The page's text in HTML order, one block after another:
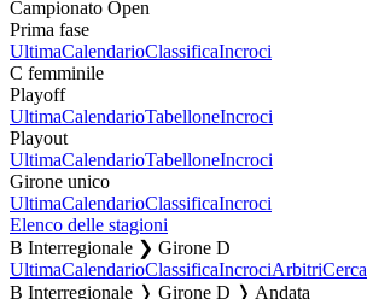
Campionato Open
Prima fase
UltimaCalendarioClassificaIncroci
C femminile
Playoff
UltimaCalendarioTabelloneIncroci
Playout
UltimaCalendarioTabelloneIncroci
Girone unico
UltimaCalendarioClassificaIncroci
Elenco delle stagioni
B Interregionale ❯ Girone D
UltimaCalendarioClassificaIncrociArbitriCerca
B Interregionale ❭ Girone D ❭ Andata